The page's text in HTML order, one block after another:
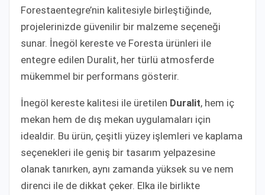
Forestaentegre’nin kalitesiyle birleştiğinde,
projelerinizde güvenilir bir malzeme seçeneği
sunar. İnegöl kereste ve Foresta ürünleri ile
entegre edilen Duralit, her türlü atmosferde
mükemmel bir performans gösterir.
İnegöl kereste kalitesi ile üretilen Duralit, hem iç
mekan hem de dış mekan uygulamaları için
idealdir. Bu ürün, çeşitli yüzey işlemleri ve kaplama
seçenekleri ile geniş bir tasarım yelpazesine
olanak tanırken, aynı zamanda yüksek su ve nem
direnci ile de dikkat çeker. Elka ile birlikte